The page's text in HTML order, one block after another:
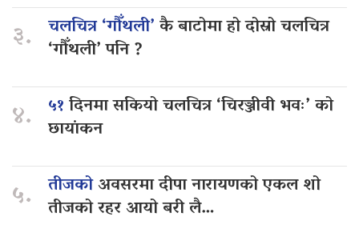
३. चलचित्र ‘गौँथली’कै बाटोमा हो दोस्रो चलचित्र
‘गौँथली’ पनि ?
४. ५१दिनमा सकियो चलचित्र ‘चिरञ्जीवी भवः’ को
छायांकन
५. तीजकोअवसरमा दीपा नारायणको एकल शो
तीजको रहर आयो बरी लै…